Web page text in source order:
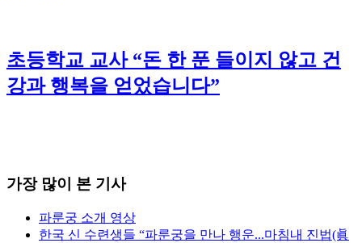
초등학교 교사 “돈 한 푼 들이지 않고 건
강과 행복을 얻었습니다”
가장 많이 본 기사
파룬궁 소개 영상
한국 신 수련생들 “파룬궁을 만나 행운...마침내 진법(眞